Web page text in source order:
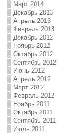
Март 2014
Декабрь 2013
Апрель 2013
Февраль 2013
Декабрь 2012
Ноябрь 2012
Октябрь 2012
Сентябрь 2012
Июнь 2012
Апрель 2012
Март 2012
Февраль 2012
Ноябрь 2011
Октябрь 2011
Сентябрь 2011
Июль 2011